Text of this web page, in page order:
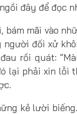
đây để đọc
bám mãi vào
người đối xử
rồi quát:
lại phải xin
kẻ lười